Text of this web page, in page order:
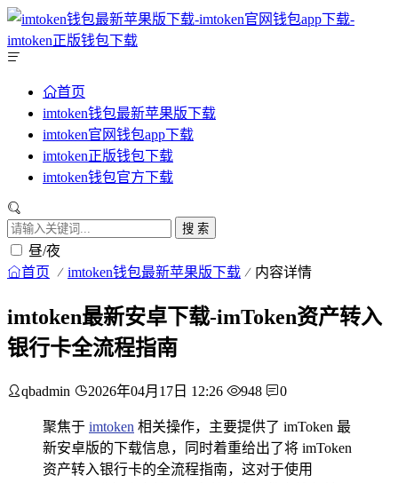
首页
imtoken钱包最新苹果版下载
imtoken官网钱包app下载
imtoken正版钱包下载
imtoken钱包官方下载
搜 索
昼/夜
首页 imtoken钱包最新苹果版下载 内容详情
imtoken最新安卓下载-imToken资产转入
银行卡全流程指南
qbadmin 2026年04月17日 12:26 948 0
聚焦于 imtoken 相关操作，主要提供了 imToken 最
新安卓版的下载信息，同时着重给出了将 imToken
资产转入银行卡的全流程指南，这对于使用